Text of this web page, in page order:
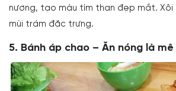
nương, tạo màu tím than đẹp mắt.
mùi trám đặc trưng.
5. Bánh áp chao – Ăn nóng là mê